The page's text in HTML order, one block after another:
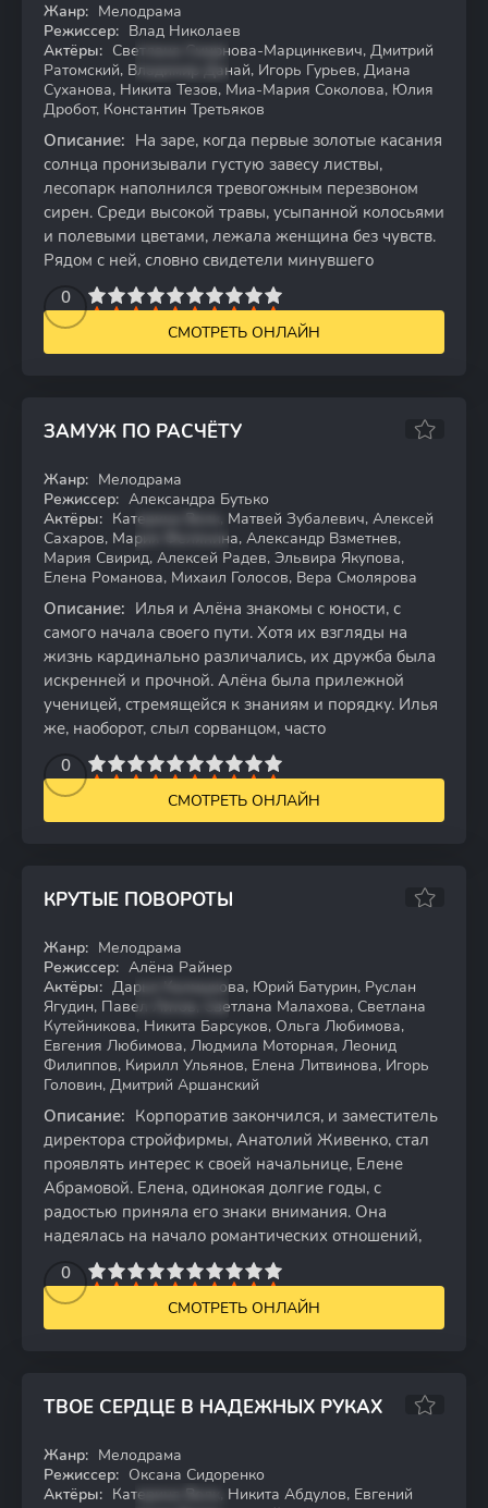
WEB-DL
Жанр: Мелодрама
Режиссер: Влад Николаев
Актёры: Светлана Смирнова-Марцинкевич, Дмитрий
Ратомский, Владимир Данай, Игорь Гурьев, Диана
Суханова, Никита Тезов, Миа-Мария Соколова, Юлия
Дробот, Константин Третьяков
Описание: На заре, когда первые золотые касания
солнца пронизывали густую завесу листвы,
лесопарк наполнился тревогожным перезвоном
сирен. Среди высокой травы, усыпанной колосьями
и полевыми цветами, лежала женщина без чувств.
Рядом с ней, словно свидетели минувшего
0
5 7 8 9 10
СМОТРЕТЬ ОНЛАЙН
ЗАМУЖ ПО РАСЧЁТУ
WEB-DL
Жанр: Мелодрама
Режиссер: Александра Бутько
Актёры: Катерина Волк, Матвей Зубалевич, Алексей
Сахаров, Мария Фелянина, Александр Взметнев,
Мария Свирид, Алексей Радев, Эльвира Якупова,
Елена Романова, Михаил Голосов, Вера Смолярова
Описание: Илья и Алёна знакомы с юности, с
самого начала своего пути. Хотя их взгляды на
жизнь кардинально различались, их дружба была
искренней и прочной. Алёна была прилежной
ученицей, стремящейся к знаниям и порядку. Илья
же, наоборот, слыл сорванцом, часто
0
5 7 8 9 10
СМОТРЕТЬ ОНЛАЙН
КРУТЫЕ ПОВОРОТЫ
HDTVRip
Жанр: Мелодрама
Режиссер: Алёна Райнер
Актёры: Дарья Калмыкова, Юрий Батурин, Руслан
Ягудин, Павел Литов, Светлана Малахова, Светлана
Кутейникова, Никита Барсуков, Ольга Любимова,
Евгения Любимова, Людмила Моторная, Леонид
Филиппов, Кирилл Ульянов, Елена Литвинова, Игорь
Головин, Дмитрий Аршанский
Описание: Корпоратив закончился, и заместитель
директора стройфирмы, Анатолий Живенко, стал
проявлять интерес к своей начальнице, Елене
Абрамовой. Елена, одинокая долгие годы, с
радостью приняла его знаки внимания. Она
надеялась на начало романтических отношений,
0
5 7 8 9 10
СМОТРЕТЬ ОНЛАЙН
ТВОЕ СЕРДЦЕ В НАДЕЖНЫХ РУКАХ
WEB-DL
Жанр: Мелодрама
Режиссер: Оксана Сидоренко
Актёры: Катерина Волк, Никита Абдулов, Евгений